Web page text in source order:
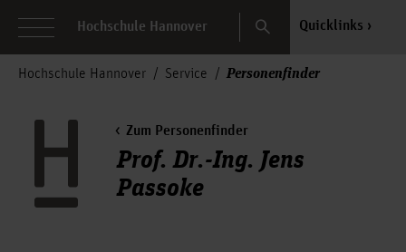
Hochschule Hannover Search Quicklinks
Hochschule Hannover Service Personenfinder
Zum Personenfinder
Prof. Dr.-Ing. Jens
Passoke